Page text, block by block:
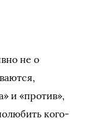
не о
и «против»,
кого-